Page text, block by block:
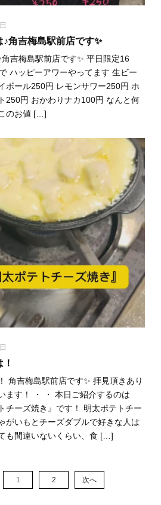
♪角吉梅島駅前店です✨
角吉梅島駅前店です✨ 平日限定16
ハッピーアワーやってます 生ビー
ボール250円 レモンサワー250円 ホ
250円 おかわりナカ100円 なんと何
のお値 […]
角吉梅島駅前店です✨ 拝見頂きあり
ます！ ・ ・ 本日ご紹介するのは
チーズ焼き』です！ 明太ポテトチー
がいもとチーズダブルで好きな人は
も間違いないくらい、食 […]
1 2 次へ